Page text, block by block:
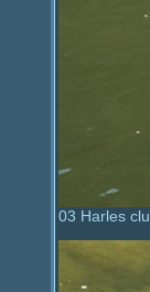
03 Harles